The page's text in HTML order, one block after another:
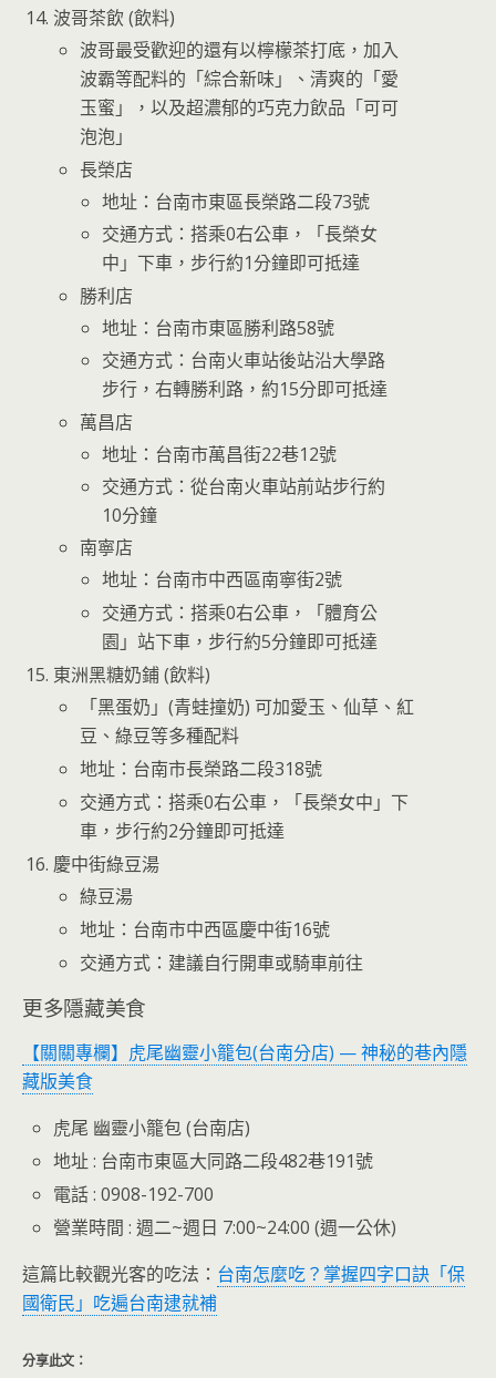
波哥茶飲 (飲料)
波哥最受歡迎的還有以檸檬茶打底，加入
波霸等配料的「綜合新味」、清爽的「愛
玉蜜」，以及超濃郁的巧克力飲品「可可
泡泡」
長榮店
地址：台南市東區長榮路二段73號
交通方式：搭乘0右公車，「長榮女
中」下車，步行約1分鐘即可抵達
勝利店
地址：台南市東區勝利路58號
交通方式：台南火車站後站沿大學路
步行，右轉勝利路，約15分即可抵達
萬昌店
地址：台南市萬昌街22巷12號
交通方式：從台南火車站前站步行約
10分鐘
南寧店
地址：台南市中西區南寧街2號
交通方式：搭乘0右公車，「體育公
園」站下車，步行約5分鐘即可抵達
東洲黑糖奶鋪 (飲料)
「黑蛋奶」(青蛙撞奶) 可加愛玉、仙草、紅
豆、綠豆等多種配料
地址：台南市長榮路二段318號
交通方式：搭乘0右公車，「長榮女中」下
車，步行約2分鐘即可抵達
慶中街綠豆湯
綠豆湯
地址：台南市中西區慶中街16號
交通方式：建議自行開車或騎車前往
更多隱藏美食
【關關專欄】虎尾幽靈小籠包(台南分店) — 神秘的巷內隱
藏版美食
虎尾 幽靈小籠包 (台南店)
地址 : 台南市東區大同路二段482巷191號
電話 : 0908-192-700
營業時間 : 週二~週日 7:00~24:00 (週一公休)
這篇比較觀光客的吃法： 台南怎麼吃？掌握四字口訣「保
國衛民」吃遍台南逮就補
分享此文：